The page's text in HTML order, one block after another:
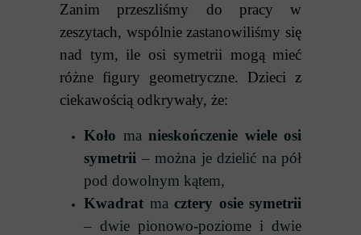
Zanim przeszliśmy do pracy w
zeszytach, wspólnie zastanowiliśmy się
nad tym, ile osi symetrii mogą mieć
różne figury geometryczne. Dzieci z
ciekawością odkrywały, że:
Koło ma nieskończenie wiele osi
symetrii – można je dzielić na pół
pod dowolnym kątem,
Kwadrat ma cztery osie symetrii
– dwie pionowo-poziome i dwie